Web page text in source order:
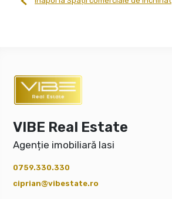
VIBE Real Estate
Agenție imobiliară Iasi
0759.330.330
ciprian@vibestate.ro